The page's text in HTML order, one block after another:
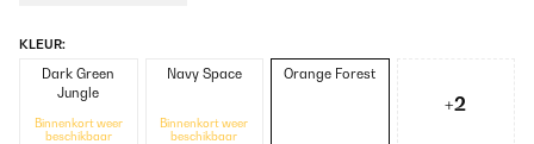
KLEUR:
Dark Green
Jungle
Binnenkort weer
beschikbaar
Navy Space
Binnenkort weer
beschikbaar
Orange Forest
+2